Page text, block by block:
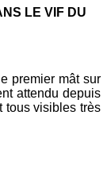
LE VIF DU
premier mât sur
attendu depuis
tous visibles très